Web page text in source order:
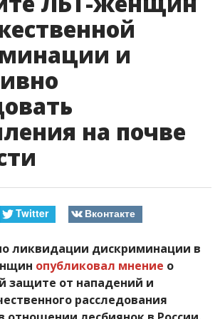
и
на почве
Twitter Вконтакте
ликвидации дискриминации в
опубликовал мнение о
защите от нападений и
расследования